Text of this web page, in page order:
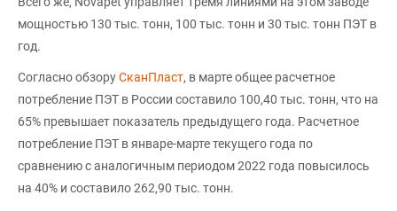
мощностью 130 тыс. тонн, 100 тыс. тонн и 30 тыс. тонн ПЭТ в
год.
Согласно обзоруСканПласт, в марте общее расчетное
потребление ПЭТ в России составило 100,40 тыс. тонн, что на
65% превышает показатель предыдущего года. Расчетное
потребление ПЭТ в январе-марте текущего года по
сравнению с аналогичным периодом 2022 года повысилось
на 40% и составило 262,90 тыс. тонн.